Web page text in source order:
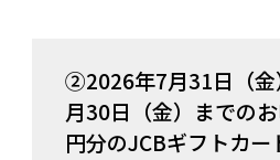
②2026年7月31日（
月30日（金）までの
円分のJCBギフトカ